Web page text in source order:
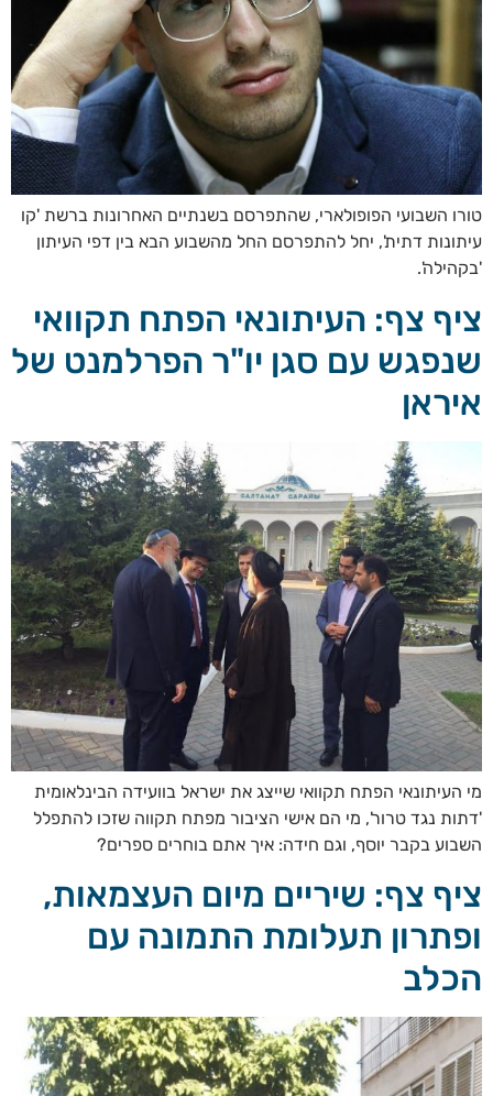
טורו השבועי הפופולארי, שהתפרסם בשנתיים האחרונות ברשת 'קו
עיתונות דתית', יחל להתפרסם החל מהשבוע הבא בין דפי העיתון
'בקהילה'.
ציף צף: העיתונאי הפתח תקוואי
שנפגש עם סגן יו"ר הפרלמנט של
איראן
מי העיתונאי הפתח תקוואי שייצג את ישראל בוועידה הבינלאומית
'דתות נגד טרור', מי הם אישי הציבור מפתח תקווה שזכו להתפלל
השבוע בקבר יוסף, וגם חידה: איך אתם בוחרים ספרים?
ציף צף: שיריים מיום העצמאות,
ופתרון תעלומת התמונה עם
הכלב